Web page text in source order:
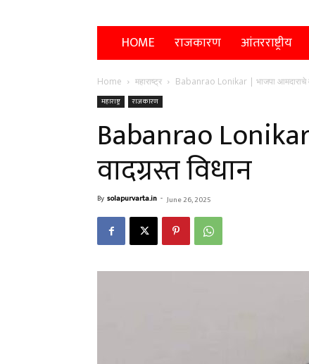
HOME राजकारण आंतरराष्ट्रीय
Home महाराष्ट्र Babanrao Lonikar | भाजपा आमदाराचे
महाराष्ट्र राजकारण
Babanrao
वादग्रस्त विधान
By solapurvarta.in - June 26, 2025